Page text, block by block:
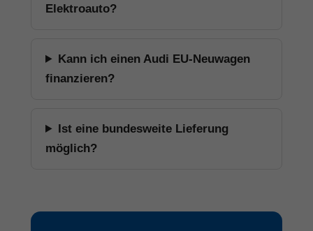
Elektroauto?
Kann ich einen Audi EU-Neuwagen
finanzieren?
Ist eine bundesweite Lieferung
möglich?